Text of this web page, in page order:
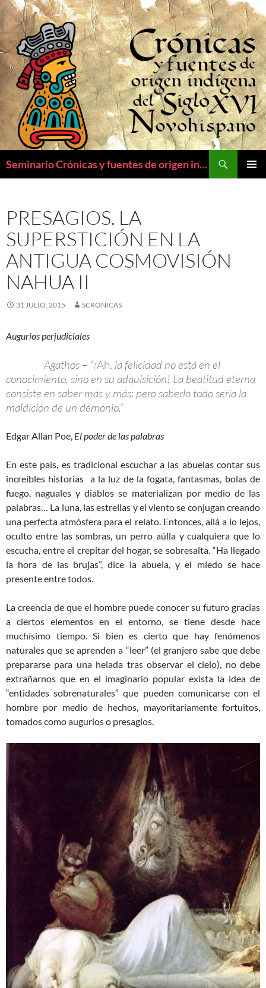
Saltar
al
contenido
Seminario Crónicas y fuentes de origen indígena del siglo XVI novohispano
PRESAGIOS. LA
SUPERSTICIÓN EN LA
ANTIGUA COSMOVISIÓN
NAHUA II
31 JULIO, 2015 SCRONICAS
Augurios perjudiciales
Agathos – “¡Ah, la felicidad no está en el
conocimiento, sino en su adquisición! La beatitud eterna
consiste en saber más y más; pero saberlo todo sería la
maldición de un demonio.”
Edgar Allan Poe, El poder de las palabras
En este país, es tradicional escuchar a las abuelas contar sus
increíbles historias a la luz de la fogata, fantasmas, bolas de
fuego, naguales y diablos se materializan por medio de las
palabras… La luna, las estrellas y el viento se conjugan creando
una perfecta atmósfera para el relato. Entonces, allá a lo lejos,
oculto entre las sombras, un perro aúlla y cualquiera que lo
escucha, entre el crepitar del hogar, se sobresalta. “Ha llegado
la hora de las brujas”, dice la abuela, y el miedo se hace
presente entre todos.
La creencia de que el hombre puede conocer su futuro gracias
a ciertos elementos en el entorno, se tiene desde hace
muchísimo tiempo. Si bien es cierto que hay fenómenos
naturales que se aprenden a “leer” (el granjero sabe que debe
prepararse para una helada tras observar el cielo), no debe
extrañarnos que en el imaginario popular exista la idea de
“entidades sobrenaturales” que pueden comunicarse con el
hombre por medio de hechos, mayoritariamente fortuitos,
tomados como augurios o presagios.